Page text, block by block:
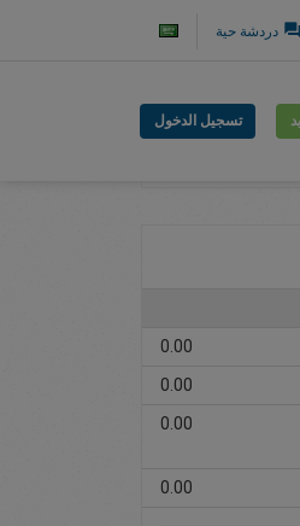
question_answer دردشة حية
تسجيل الدخول
تداول
0.00
0.00
0.00
0.00